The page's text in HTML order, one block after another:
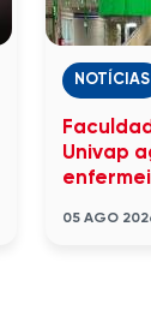
NOTÍCIAS
Univap
05 AGO